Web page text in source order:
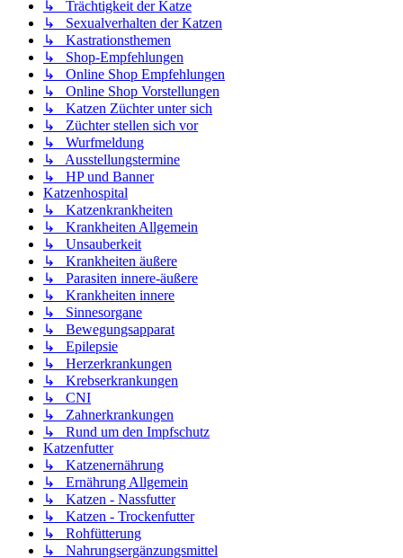
↳ Trächtigkeit der Katze
↳ Sexualverhalten der Katzen
↳ Kastrationsthemen
↳ Shop-Empfehlungen
↳ Online Shop Empfehlungen
↳ Online Shop Vorstellungen
↳ Katzen Züchter unter sich
↳ Züchter stellen sich vor
↳ Wurfmeldung
↳ Ausstellungstermine
↳ HP und Banner
Katzenhospital
↳ Katzenkrankheiten
↳ Krankheiten Allgemein
↳ Unsauberkeit
↳ Krankheiten äußere
↳ Parasiten innere-äußere
↳ Krankheiten innere
↳ Sinnesorgane
↳ Bewegungsapparat
↳ Epilepsie
↳ Herzerkrankungen
↳ Krebserkrankungen
↳ CNI
↳ Zahnerkrankungen
↳ Rund um den Impfschutz
Katzenfutter
↳ Katzenernährung
↳ Ernährung Allgemein
↳ Katzen - Nassfutter
↳ Katzen - Trockenfutter
↳ Rohfütterung
↳ Nahrungsergänzungsmittel